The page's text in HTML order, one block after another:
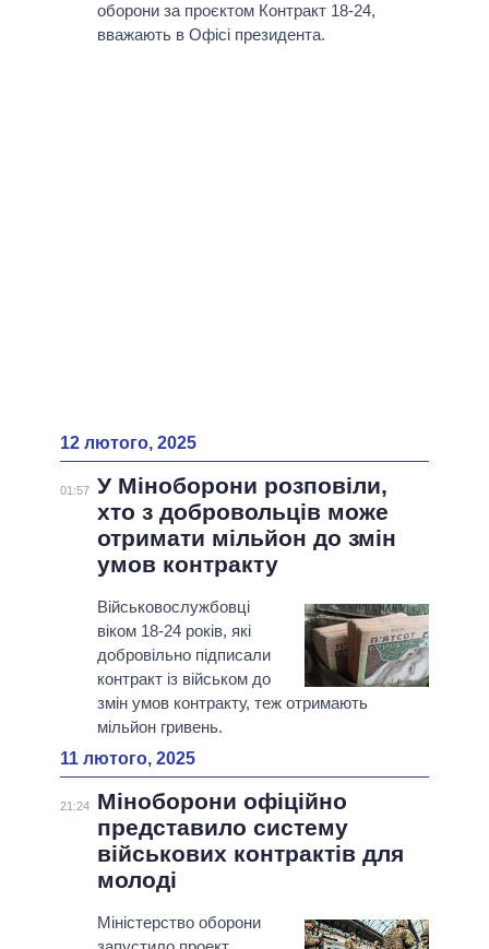
оборони за проєктом Контракт 18-24,
вважають в Офісі президента.
12 лютого, 2025
01:57 У Міноборони розповіли,
хто з добровольців може
отримати мільйон до змін
умов контракту
Військовослужбовці
віком 18-24 років, які
добровільно підписали
контракт із військом до
змін умов контракту, теж отримають
мільйон гривень.
11 лютого, 2025
21:24
Міноборони офіційно
представило систему
військових контрактів для
молоді
Міністерство оборони